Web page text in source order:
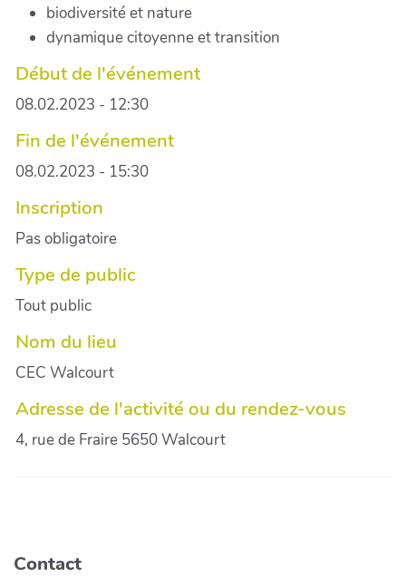
biodiversité et nature
dynamique citoyenne et transition
Début de l'événement
08.02.2023 - 12:30
Fin de l'événement
08.02.2023 - 15:30
Inscription
Pas obligatoire
Type de public
Tout public
Nom du lieu
CEC Walcourt
Adresse de l'activité ou du rendez-vous
4, rue de Fraire 5650 Walcourt
Contact